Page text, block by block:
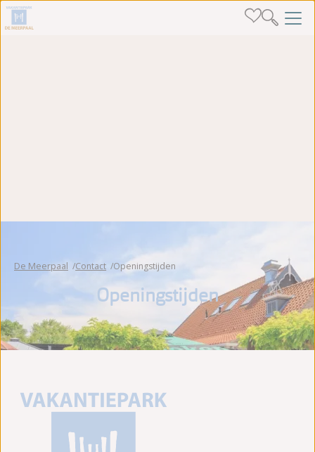
De Meerpaal Contact Openingstijden
Openingstijden